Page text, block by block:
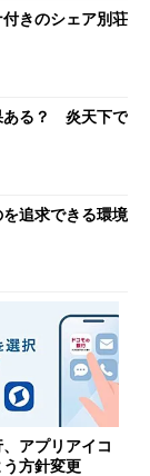
きのシェア別荘
ある？ 炎天下で
を追求できる環境
、アプリアイコ
う方針変更